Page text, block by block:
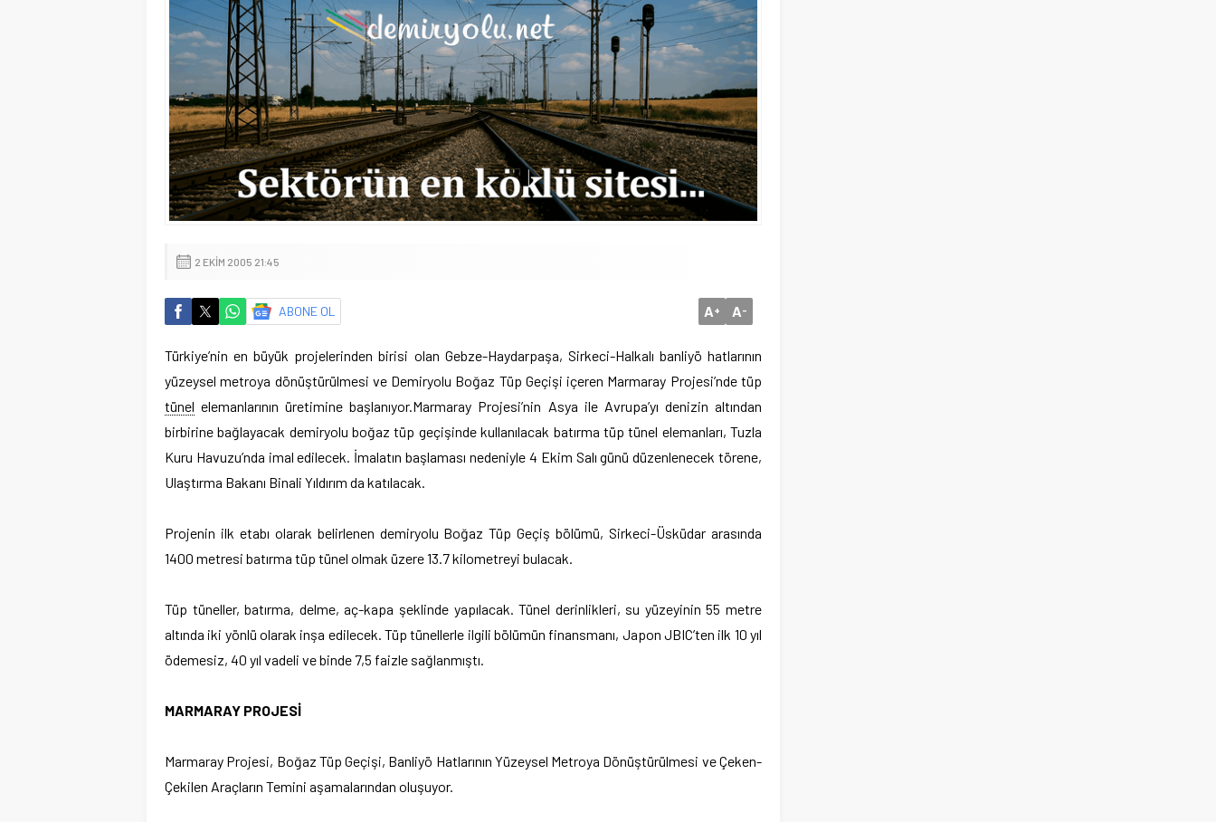
2 EKIM 2005 21:45
ABONE OL A+ A-
Türkiye’nin en büyük projelerinden birisi olan Gebze-Haydarpaşa, Sirkeci-Halkalı banliyö hatlarının
yüzeysel metroya dönüştürülmesi ve Demiryolu Boğaz Tüp Geçişi içeren Marmaray Projesi’nde tüp
tünel elemanlarının üretimine başlanıyor.Marmaray Projesi’nin Asya ile Avrupa’yı denizin altından
birbirine bağlayacak demiryolu boğaz tüp geçişinde kullanılacak batırma tüp tünel elemanları, Tuzla
Kuru Havuzu’nda imal edilecek. İmalatın başlaması nedeniyle 4 Ekim Salı günü düzenlenecek törene,
Ulaştırma Bakanı Binali Yıldırım da katılacak.
Projenin ilk etabı olarak belirlenen demiryolu Boğaz Tüp Geçiş bölümü, Sirkeci-Üsküdar arasında
1400 metresi batırma tüp tünel olmak üzere 13.7 kilometreyi bulacak.
Tüp tüneller, batırma, delme, aç-kapa şeklinde yapılacak. Tünel derinlikleri, su yüzeyinin 55 metre
altında iki yönlü olarak inşa edilecek. Tüp tünellerle ilgili bölümün finansmanı, Japon JBIC’ten ilk 10 yıl
ödemesiz, 40 yıl vadeli ve binde 7,5 faizle sağlanmıştı.
MARMARAY PROJESİ
Marmaray Projesi, Boğaz Tüp Geçişi, Banliyö Hatlarının Yüzeysel Metroya Dönüştürülmesi ve Çeken-
Çekilen Araçların Temini aşamalarından oluşuyor.